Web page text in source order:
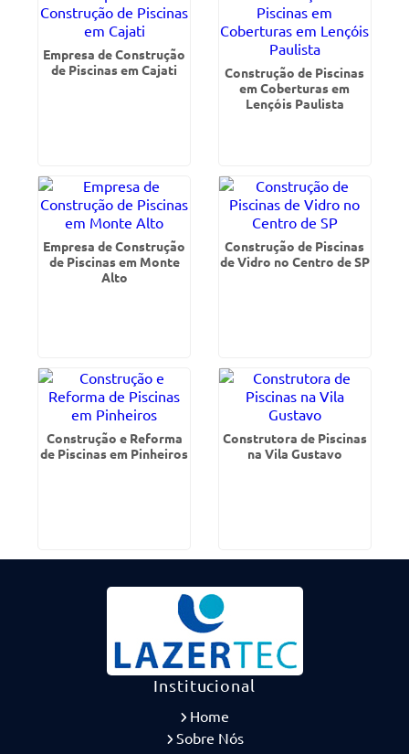
Empresa de Construção
de Piscinas em Cajati
Construção de Piscinas
em Coberturas em
Lençóis Paulista
Empresa de Construção
de Piscinas em Monte
Alto
Construção de Piscinas
de Vidro no Centro de SP
Construção e Reforma
de Piscinas em Pinheiros
Construtora de Piscinas
na Vila Gustavo
Institucional
Home
Sobre Nós